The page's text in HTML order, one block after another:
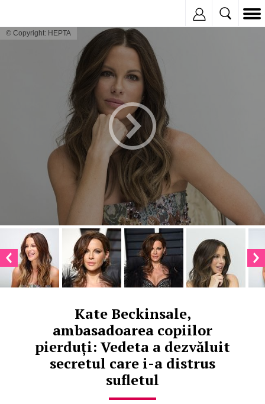
© Copyright: HEPTA
Kate Beckinsale,
ambasadoarea copiilor
pierduți: Vedeta a dezvăluit
secretul care i-a distrus
sufletul